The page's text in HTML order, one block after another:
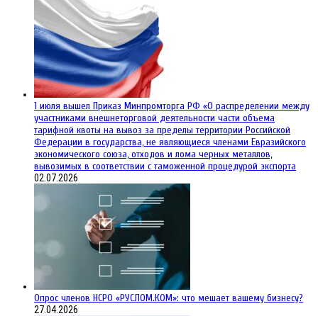
1 июля вышел Приказ Минпромторга РФ «О распределении между
участниками внешнеторговой деятельности части объема
тарифной квоты на вывоз за пределы территории Российской
Федерации в государства, не являющиеся членами Евразийского
экономического союза, отходов и лома черных металлов,
вывозимых в соответствии с таможенной процедурой экспорта
02.07.2026
Опрос членов НСРО «РУСЛОМ.КОМ»: что мешает вашему бизнесу?
27.04.2026